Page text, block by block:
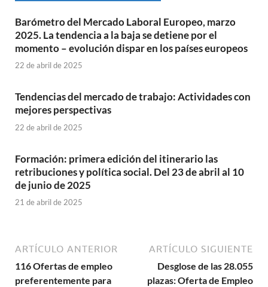
Barómetro del Mercado Laboral Europeo, marzo
2025. La tendencia a la baja se detiene por el
momento – evolución dispar en los países europeos
22 de abril de 2025
Tendencias del mercado de trabajo: Actividades con
mejores perspectivas
22 de abril de 2025
Formación: primera edición del itinerario las
retribuciones y política social. Del 23 de abril al 10
de junio de 2025
21 de abril de 2025
ARTÍCULO ANTERIOR
116 Ofertas de empleo
preferentemente para
ARTÍCULO SIGUIENTE
Desglose de las 28.055
plazas: Oferta de Empleo